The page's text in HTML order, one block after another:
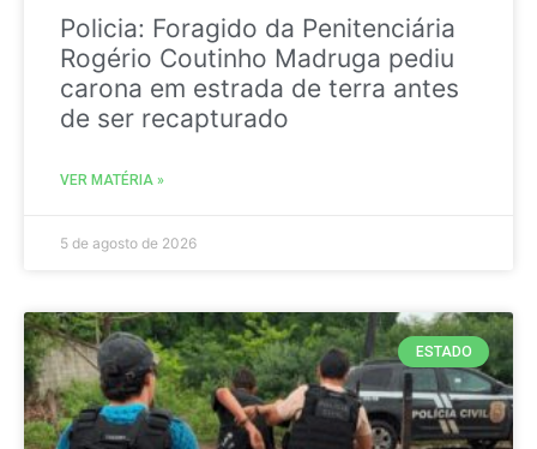
Policia: Foragido da Penitenciária
Rogério Coutinho Madruga pediu
carona em estrada de terra antes
de ser recapturado
VER MATÉRIA »
5 de agosto de 2026
ESTADO